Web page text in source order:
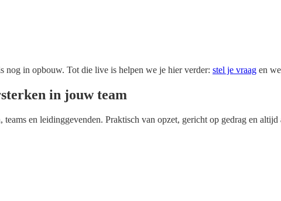
nog in opbouw. Tot die live is helpen we je hier verder: stel je vraag en
in jouw team
en leidinggevenden. Praktisch van opzet, gericht op gedrag en